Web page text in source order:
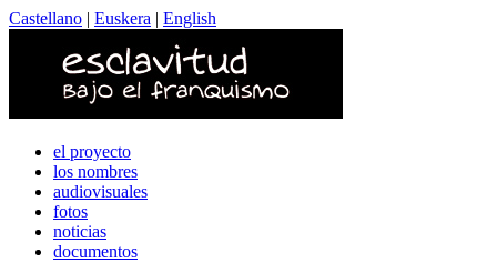
Castellano | Euskera | English
el proyecto
los nombres
audiovisuales
fotos
noticias
documentos